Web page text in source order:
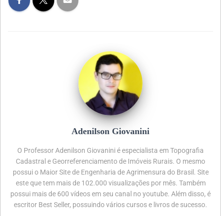
Adenilson Giovanini
O Professor Adenilson Giovanini é especialista em Topografia
Cadastral e Georreferenciamento de Imóveis Rurais. O mesmo
possui o Maior Site de Engenharia de Agrimensura do Brasil. Site
este que tem mais de 102.000 visualizações por mês. Também
possui mais de 600 vídeos em seu canal no youtube. Além disso, é
escritor Best Seller, possuindo vários cursos e livros de sucesso.